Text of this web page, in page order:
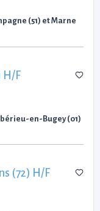
(51) et Marne
H/F
en-Bugey (01)
(72) H/F